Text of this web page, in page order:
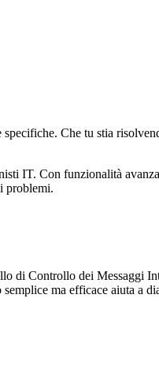
Che tu stia
IT. Con funzionalità
problemi.
di Controllo dei Messaggi
semplice ma efficace aiuta a